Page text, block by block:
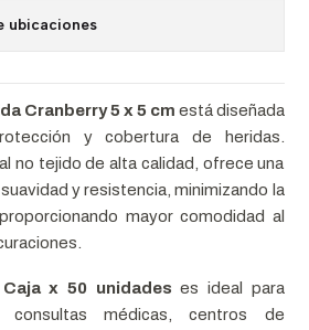
ubicaciones
Cranberry 5 x 5 cm está diseñada
y cobertura de heridas.
no tejido de alta calidad, ofrece una
y resistencia, minimizando la
mayor comodidad al
Caja x 50 unidades es ideal para
consultas médicas, centros de